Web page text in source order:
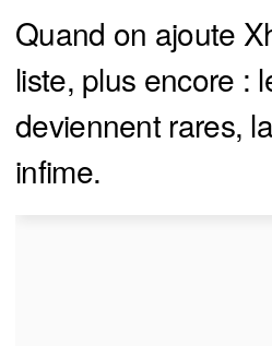
Quand on ajoute
liste, plus encore :
deviennent rares,
infime.